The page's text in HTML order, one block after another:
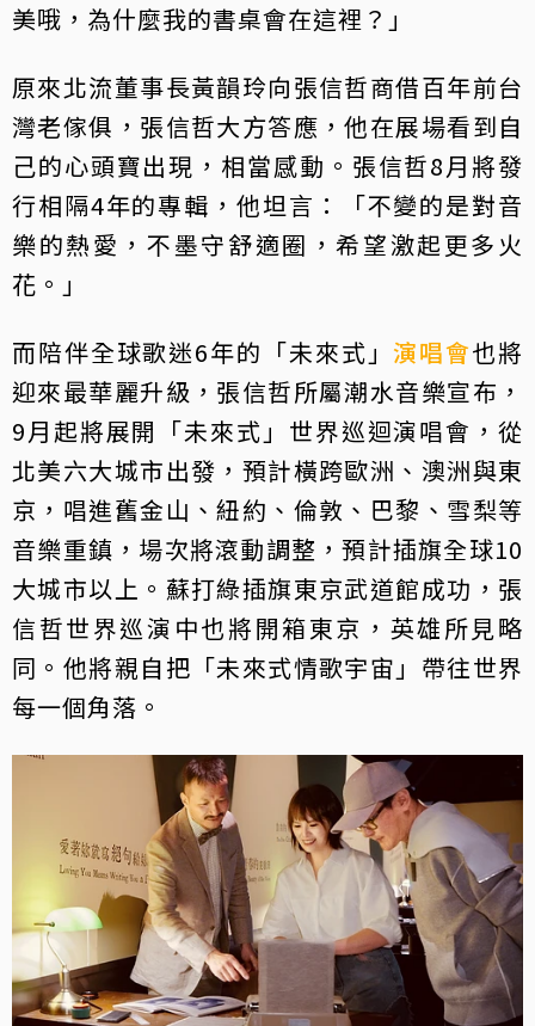
美哦，為什麼我的書桌會在這裡？」
原來北流董事長黃韻玲向張信哲商借百年前台
灣老傢俱，張信哲大方答應，他在展場看到自
己的心頭寶出現，相當感動。張信哲8月將發
行相隔4年的專輯，他坦言：「不變的是對音
樂的熱愛，不墨守舒適圈，希望激起更多火
花。」
而陪伴全球歌迷6年的「未來式」演唱會也將
迎來最華麗升級，張信哲所屬潮水音樂宣布，
9月起將展開「未來式」世界巡迴演唱會，從
北美六大城市出發，預計橫跨歐洲、澳洲與東
京，唱進舊金山、紐約、倫敦、巴黎、雪梨等
音樂重鎮，場次將滾動調整，預計插旗全球10
大城市以上。蘇打綠插旗東京武道館成功，張
信哲世界巡演中也將開箱東京，英雄所見略
同。他將親自把「未來式情歌宇宙」帶往世界
每一個角落。